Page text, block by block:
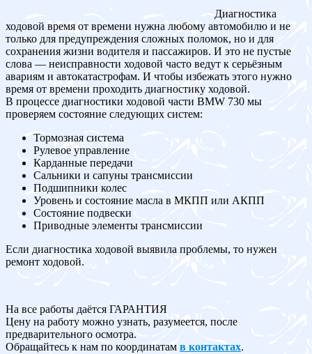
Диагностика
ходовой время от времени нужна любому автомобилю и не
только для предупреждения сложных поломок, но и для
сохранения жизни водителя и пассажиров. И это не пустые
слова — неисправности ходовой часто ведут к серьёзным
авариям и автокатастрофам. И чтобы избежать этого нужно
время от времени проходить диагностику ходовой.
В процессе диагностики ходовой части BMW 730 мы
проверяем состояние следующих систем:
Тормозная система
Рулевое управление
Карданные передачи
Сальники и сапуны трансмиссии
Подшипники колес
Уровень и состояние масла в МКПП или АКПП
Состояние подвески
Приводные элементы трансмиссии
Если диагностика ходовой выявила проблемы, то нужен
ремонт ходовой.
На все работы даётся ГАРАНТИЯ
Цену на работу можно узнать, разумеется, после
предварительного осмотра.
Обращайтесь к нам по координатам в контактах.